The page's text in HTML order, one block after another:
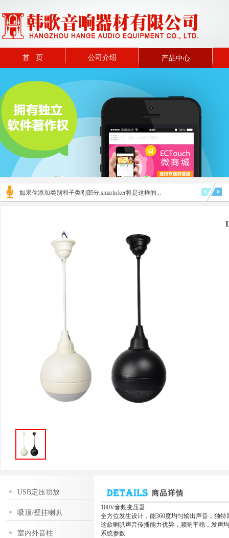
首 页 公司介绍 产品中心
如果你添加类别和子类别部分,smarticker将是这样的...
USB定压功放
吸顶/壁挂喇叭
室内外音柱
100V音频变压器
全方位发生设计，能360度均匀输出声音，独
这款喇叭声音传播能力优异，频响平稳，发声
系统参数